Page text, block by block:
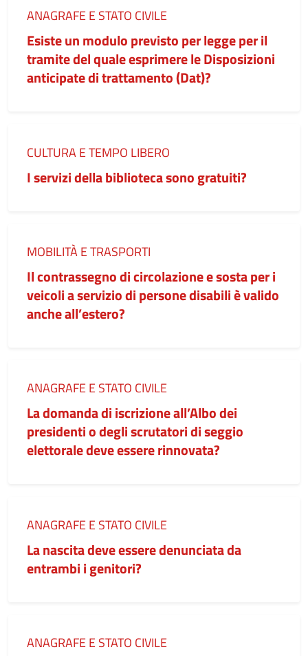
Categoria:
ANAGRAFE E STATO CIVILE
Esiste un modulo previsto per legge per il
tramite del quale esprimere le Disposizioni
anticipate di trattamento (Dat)?
Categoria:
CULTURA E TEMPO LIBERO
I servizi della biblioteca sono gratuiti?
Categoria:
MOBILITÀ E TRASPORTI
Il contrassegno di circolazione e sosta per i
veicoli a servizio di persone disabili è valido
anche all’estero?
Categoria:
ANAGRAFE E STATO CIVILE
La domanda di iscrizione all’Albo dei
presidenti o degli scrutatori di seggio
elettorale deve essere rinnovata?
Categoria:
ANAGRAFE E STATO CIVILE
La nascita deve essere denunciata da
entrambi i genitori?
Categoria:
ANAGRAFE E STATO CIVILE